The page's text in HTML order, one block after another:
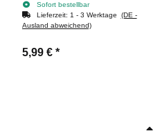
Sofort bestellbar
Lieferzeit: 1 - 3 Werktage (DE -
Ausland abweichend)
5,99 € *